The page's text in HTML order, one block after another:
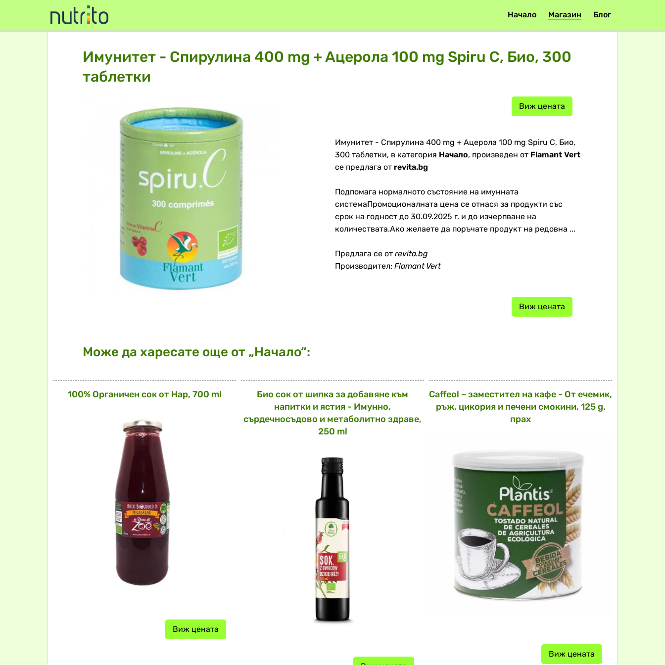
Начало Магазин Блог
Имунитет - Спирулина 400 mg + Aцерола 100 mg Spiru C, Био, 300
таблетки
Виж цената
Имунитет - Спирулина 400 mg + Aцерола 100 mg Spiru C, Био,
300 таблетки, в категория Начало, произведен от Flamant Vert
се предлага от revita.bg
Подпомага нормалното състояние на имунната
системаПромоционалната цена се отнася за продукти със
срок на годност до 30.09.2025 г. и до изчерпване на
количествата.Ако желаете да поръчате продукт на редовна ...
Предлага се от revita.bg
Производител: Flamant Vert
Виж цената
Може да харесате още от „Начало“:
100% Органичен сок от Нар, 700 ml
Виж цената
Био сок от шипка за добавяне към
напитки и ястия - Имунно,
сърдечносъдово и метаболитно здраве,
250 ml
Caffeol – заместител на кафе - От ечемик,
ръж, цикория и печени смокини, 125 g,
прах
Виж цената